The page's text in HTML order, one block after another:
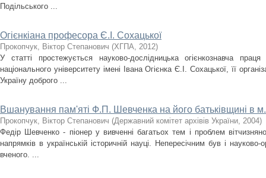
Подільського ...
Огієнкіана професора Є.І. Сохацької
Прокопчук, Віктор Степанович (ХГПА, 2012)
У статті простежується науково-дослідницька огієнкознавча
національного університету імені Івана Огієнка Є.І. Сохацької, її
Україну доброго ...
Вшанування пам'яті Ф.П. Шевченка на його батьківщині в м.
Прокопчук, Віктор Степанович (Державний комітет архівів України, 2004)
Федір Шевченко - піонер у вивченні багатьох тем і проблем
напрямків в українській історичній науці. Непересічним був і науково-
вченого. ...